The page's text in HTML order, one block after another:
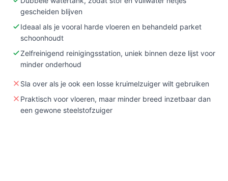
gescheiden blijven
Ideaal als je vooral harde vloeren en behandeld parket
schoonhoudt
Zelfreinigend reinigingsstation, uniek binnen deze lijst voor
minder onderhoud
Sla over als je ook een losse kruimelzuiger wilt gebruiken
Praktisch voor vloeren, maar minder breed inzetbaar dan
een gewone steelstofzuiger